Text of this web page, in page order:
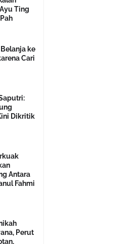
Ting
ke
Cari
Dikritik
Antara
Fahmi
Perut